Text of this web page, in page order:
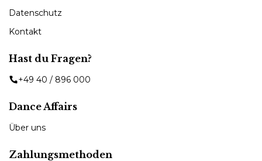
Datenschutz
Kontakt
Hast du Fragen?
+49 40 / 896 000
Dance Affairs
Über uns
Zahlungsmethoden